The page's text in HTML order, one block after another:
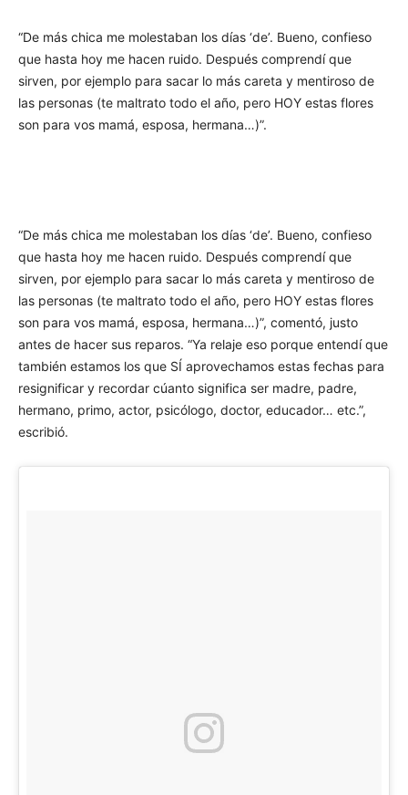
“De más chica me molestaban los días ‘de’. Bueno, confieso
que hasta hoy me hacen ruido. Después comprendí que
sirven, por ejemplo para sacar lo más careta y mentiroso de
las personas (te maltrato todo el año, pero HOY estas flores
son para vos mamá, esposa, hermana…)”.
“De más chica me molestaban los días ‘de’. Bueno, confieso
que hasta hoy me hacen ruido. Después comprendí que
sirven, por ejemplo para sacar lo más careta y mentiroso de
las personas (te maltrato todo el año, pero HOY estas flores
son para vos mamá, esposa, hermana…)”, comentó, justo
antes de hacer sus reparos. “Ya relaje eso porque entendí que
también estamos los que SÍ aprovechamos estas fechas para
resignificar y recordar cúanto significa ser madre, padre,
hermano, primo, actor, psicólogo, doctor, educador… etc.”,
escribió.